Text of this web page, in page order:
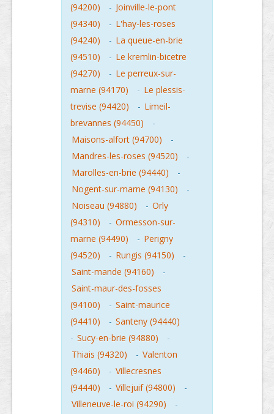
(94200)
- Joinville-le-pont
(94340)
- L'hay-les-roses
(94240)
- La queue-en-brie
(94510)
- Le kremlin-bicetre
(94270)
- Le perreux-sur-
marne (94170)
- Le plessis-
trevise (94420)
- Limeil-
brevannes (94450)
-
Maisons-alfort (94700)
-
Mandres-les-roses (94520)
-
Marolles-en-brie (94440)
-
Nogent-sur-marne (94130)
-
Noiseau (94880)
- Orly
(94310)
- Ormesson-sur-
marne (94490)
- Perigny
(94520)
- Rungis (94150)
-
Saint-mande (94160)
-
Saint-maur-des-fosses
(94100)
- Saint-maurice
(94410)
- Santeny (94440)
- Sucy-en-brie (94880)
-
Thiais (94320)
- Valenton
(94460)
- Villecresnes
(94440)
- Villejuif (94800)
-
Villeneuve-le-roi (94290)
-